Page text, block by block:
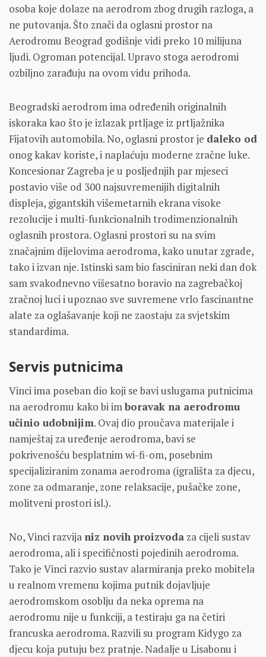
osoba koje dolaze na aerodrom zbog drugih razloga, a
ne putovanja. Što znači da oglasni prostor na
Aerodromu Beograd godišnje vidi preko 10 milijuna
ljudi. Ogroman potencijal. Upravo stoga aerodromi
ozbiljno zarađuju na ovom vidu prihoda.
Beogradski aerodrom ima određenih originalnih
iskoraka kao što je izlazak prtljage iz prtljažnika
Fijatovih automobila. No, oglasni prostor je daleko od
onog kakav koriste, i naplaćuju moderne zračne luke.
Koncesionar Zagreba je u posljednjih par mjeseci
postavio više od 300 najsuvremenijih digitalnih
displeja, gigantskih višemetarnih ekrana visoke
rezolucije i multi-funkcionalnih trodimenzionalnih
oglasnih prostora. Oglasni prostori su na svim
značajnim dijelovima aerodroma, kako unutar zgrade,
tako i izvan nje. Istinski sam bio fasciniran neki dan dok
sam svakodnevno višesatno boravio na zagrebačkoj
zračnoj luci i upoznao sve suvremene vrlo fascinantne
alate za oglašavanje koji ne zaostaju za svjetskim
standardima.
Servis putnicima
Vinci ima poseban dio koji se bavi uslugama putnicima
na aerodromu kako bi imboravak na aerodromu
učinio udobnijim. Ovaj dio proučava materijale i
namještaj za uređenje aerodroma, bavi se
pokrivenošću besplatnim wi-fi-om, posebnim
specijaliziranim zonama aerodroma (igrališta za djecu,
zone za odmaranje, zone relaksacije, pušačke zone,
molitveni prostori isl.).
No, Vinci razvija niz novih proizvoda za cijeli sustav
aerodroma, ali i specifičnosti pojedinih aerodroma.
Tako je Vinci razvio sustav alarmiranja preko mobitela
u realnom vremenu kojima putnik dojavljuje
aerodromskom osoblju da neka oprema na
aerodromu nije u funkciji, a testiraju ga na četiri
francuska aerodroma. Razvili su program Kidygo za
djecu koja putuju bez pratnje. Nadalje u Lisabonu i